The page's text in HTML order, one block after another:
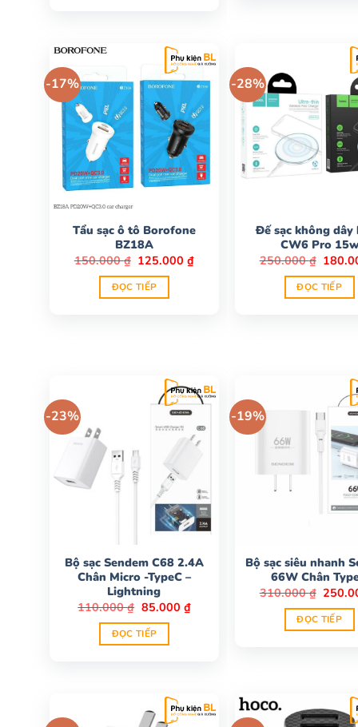
-17%
Tẩu sạc ô tô Borofone
BZ18A
150.000₫ Giá
là:
150.000 ₫.
125.000₫Giá
ĐỌC TIẾP
-28%
Đế sạc không dây
CW6 Pro 15w
250.000₫ Giá
là:
ĐỌC TIẾP
-23%
Bộ sạc Sendem C68 2.4A
Chân Micro -TypeC –
Lightning
110.000₫ Giá
là:
110.000 ₫.
85.000 ₫Giá
hiện
ĐỌC TIẾP
-19%
Bộ sạc siêu nhanh
66W Chân
310.000₫ Giá
là:
ĐỌC TIẾP